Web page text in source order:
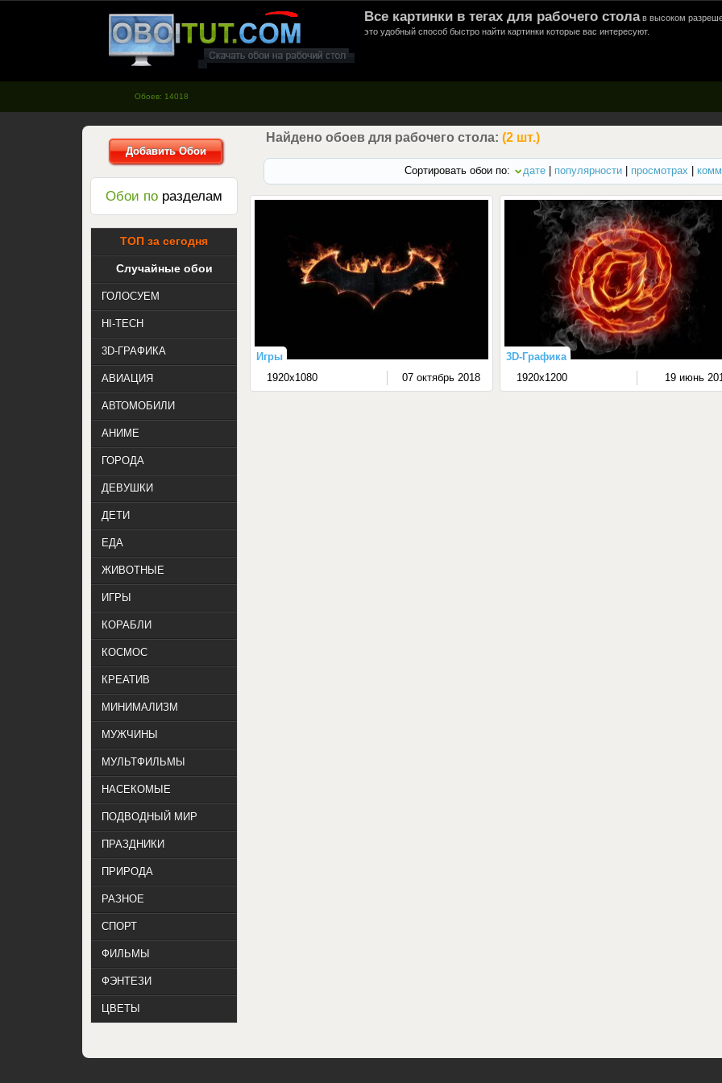
oboitut.com - Обои для рабочего
стола
Все картинки в тегах для рабочего столав высоком
это удобный способ быстро найти картинки которые вас интересуют.
Обоев: 14018
Найдено обоев для рабочего стола: (2 шт.)
Сортировать обои по: дате популярности просмотрах
Игры
1920x1080
07 октябрь 2018
3D-Графика
1920x1200
19 июнь
Добавить Обои
Обои по разделам
ТОП за сегодня
Случайные обои
ГОЛОСУЕМ
HI-TECH
3D-ГРАФИКА
АВИАЦИЯ
АВТОМОБИЛИ
АНИМЕ
ГОРОДА
ДЕВУШКИ
ДЕТИ
ЕДА
ЖИВОТНЫЕ
ИГРЫ
КОРАБЛИ
КОСМОС
КРЕАТИВ
МИНИМАЛИЗМ
МУЖЧИНЫ
МУЛЬТФИЛЬМЫ
НАСЕКОМЫЕ
ПОДВОДНЫЙ МИР
ПРАЗДНИКИ
ПРИРОДА
РАЗНОЕ
СПОРТ
ФИЛЬМЫ
ФЭНТЕЗИ
ЦВЕТЫ